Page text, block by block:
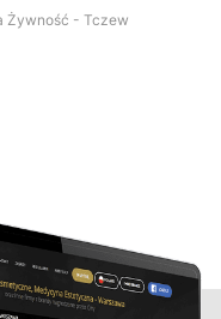
Żywność - Tczew